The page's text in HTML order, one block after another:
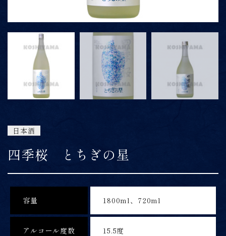
ONLINE SHOP
06-6422-1101
受付時間 9:00～15:00
日本酒
四季桜 とちぎの星
容量 1800ml、720ml
アルコール度数 15.5度